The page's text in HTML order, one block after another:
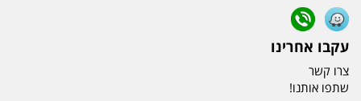
עקבו אחרינו
צרו קשר
שתפו אותנו!